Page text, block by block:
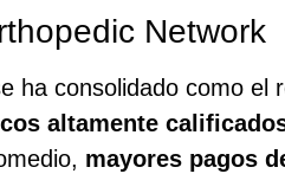
Network
ha consolidado como el
altamente
mayores pagos